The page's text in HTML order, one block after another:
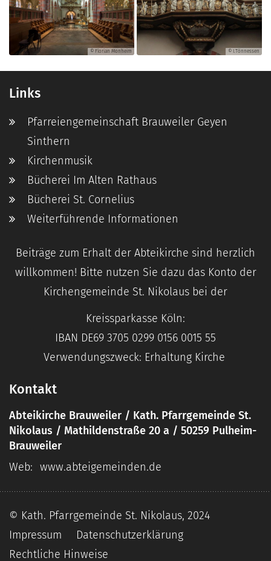
© Florian Monheim © I.Tönnessen
Links
Pfarreiengemeinschaft Brauweiler Geyen
Sinthern
Kirchenmusik
Bücherei Im Alten Rathaus
Bücherei St. Cornelius
Weiterführende Informationen
Beiträge zum Erhalt der Abteikirche sind herzlich
willkommen! Bitte nutzen Sie dazu das Konto der
Kirchengemeinde St. Nikolaus bei der
Kreissparkasse Köln:
IBAN DE69 3705 0299 0156 0015 55
Verwendungszweck: Erhaltung Kirche
Kontakt
Abteikirche Brauweiler / Kath. Pfarrgemeinde St.
Nikolaus / Mathildenstraße 20 a / 50259 Pulheim-
Brauweiler
Web: www.abteigemeinden.de
© Kath. Pfarrgemeinde St. Nikolaus, 2024
Impressum
Datenschutzerklärung
Rechtliche Hinweise